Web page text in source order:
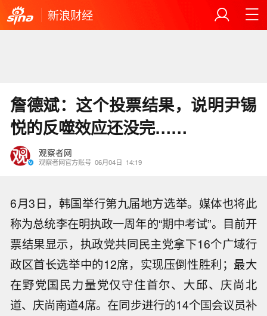
新浪财经
詹德斌：这个投票结果，说明尹锡
悦的反噬效应还没完……
观察者网
观察者网官方账号 06月04日 14:19
6月3日，韩国举行第九届地方选举。媒体也将此
称为总统李在明执政一周年的“期中考试”。目前开
票结果显示，执政党共同民主党拿下16个广域行
政区首长选举中的12席，实现压倒性胜利；最大
在野党国民力量党仅守住首尔、大邱、庆尚北
道、庆尚南道4席。在同步进行的14个国会议员补